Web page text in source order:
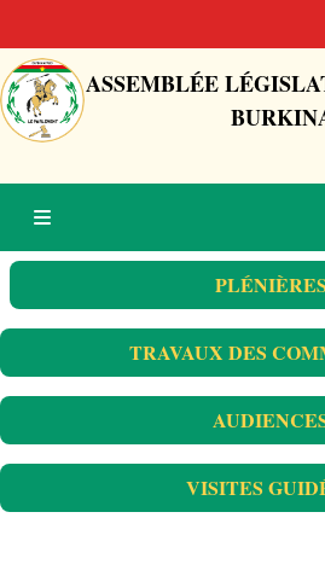
ASSEMBLÉE
PLÉNIÈRES
TRAVAUX DES
VISITES